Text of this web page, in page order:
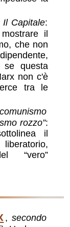
Il Capitale:
il
che non
se questa
non c'è
tra le
rozzo”:
il
“vero”
, secondo